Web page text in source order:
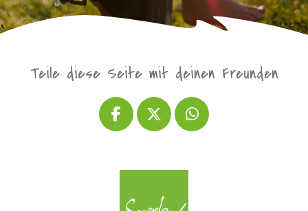
Teile diese Seite mit deinen Freunden